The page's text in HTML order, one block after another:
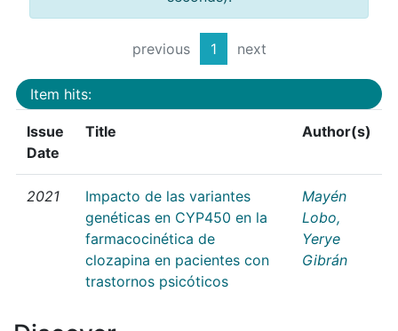
previous 1 next
Item hits:
Issue
Date
Title Author(s)
2021
Impacto de las variantes
genéticas en CYP450 en la
farmacocinética de
clozapina en pacientes con
trastornos psicóticos
Mayén
Lobo,
Yerye
Gibrán